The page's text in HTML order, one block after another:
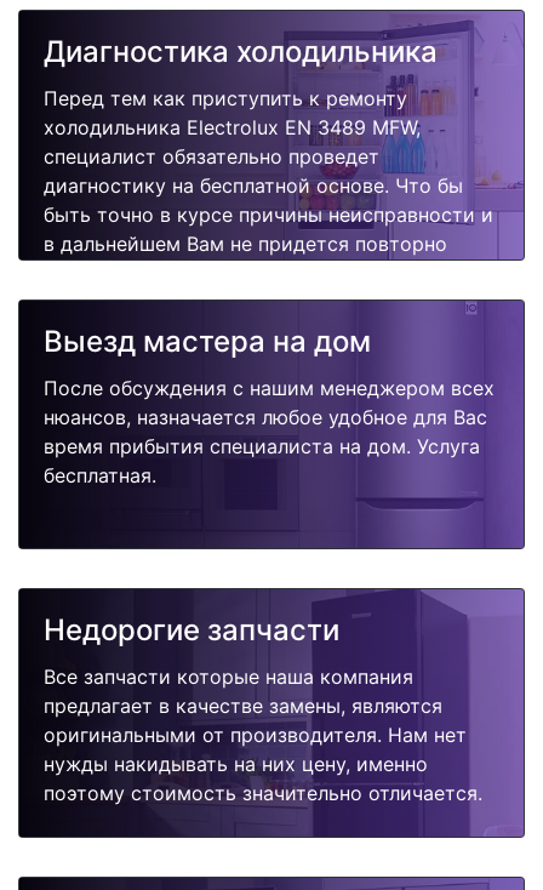
быстро, качественно и недорого.
Диагностика холодильника
Перед тем как приступить к ремонту
холодильника Electrolux EN 3489 MFW,
специалист обязательно проведет
диагностику на бесплатной основе. Что бы
быть точно в курсе причины неисправности и
в дальнейшем Вам не придется повторно
поломок.
Выезд мастера на дом
После обсуждения с нашим менеджером всех
нюансов, назначается любое удобное для Вас
время прибытия специалиста на дом. Услуга
бесплатная.
Недорогие запчасти
Все запчасти которые наша компания
предлагает в качестве замены, являются
оригинальными от производителя. Нам нет
нужды накидывать на них цену, именно
поэтому стоимость значительно отличается.